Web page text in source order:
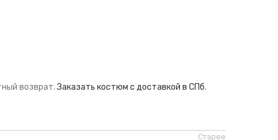
возврат.Заказать костюм с доставкой в СПб.
Старее